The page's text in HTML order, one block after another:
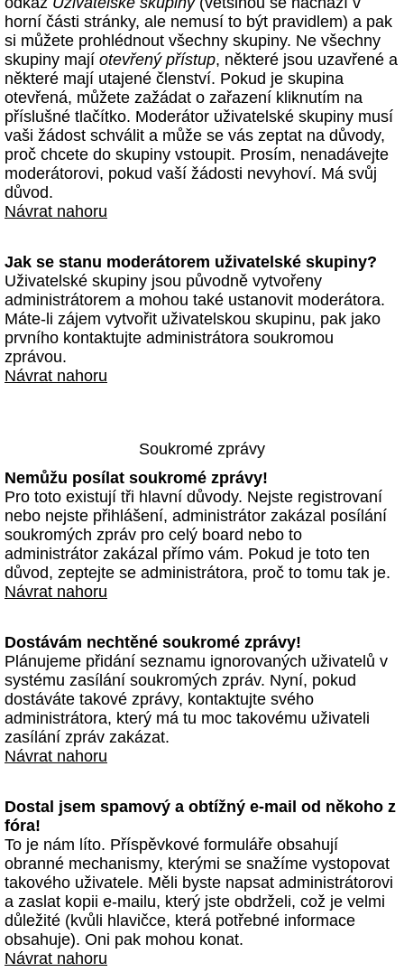
horní části stránky, ale nemusí to být pravidlem) a pak
si můžete prohlédnout všechny skupiny. Ne všechny
skupiny mají otevřený přístup, některé jsou uzavřené a
některé mají utajené členství. Pokud je skupina
otevřená, můžete zažádat o zařazení kliknutím na
příslušné tlačítko. Moderátor uživatelské skupiny musí
vaši žádost schválit a může se vás zeptat na důvody,
proč chcete do skupiny vstoupit. Prosím, nenadávejte
moderátorovi, pokud vaší žádosti nevyhoví. Má svůj
důvod.
Návrat nahoru
Jak se stanu moderátorem uživatelské skupiny?
Uživatelské skupiny jsou původně vytvořeny
administrátorem a mohou také ustanovit moderátora.
Máte-li zájem vytvořit uživatelskou skupinu, pak jako
prvního kontaktujte administrátora soukromou
zprávou.
Návrat nahoru
Soukromé zprávy
Nemůžu posílat soukromé zprávy!
Pro toto existují tři hlavní důvody. Nejste registrovaní
nebo nejste přihlášení, administrátor zakázal posílání
soukromých zpráv pro celý board nebo to
administrátor zakázal přímo vám. Pokud je toto ten
důvod, zeptejte se administrátora, proč to tomu tak je.
Návrat nahoru
Dostávám nechtěné soukromé zprávy!
Plánujeme přidání seznamu ignorovaných uživatelů v
systému zasílání soukromých zpráv. Nyní, pokud
dostáváte takové zprávy, kontaktujte svého
administrátora, který má tu moc takovému uživateli
zasílání zpráv zakázat.
Návrat nahoru
Dostal jsem spamový a obtížný e-mail od někoho z
fóra!
To je nám líto. Příspěvkové formuláře obsahují
obranné mechanismy, kterými se snažíme vystopovat
takového uživatele. Měli byste napsat administrátorovi
a zaslat kopii e-mailu, který jste obdrželi, což je velmi
důležité (kvůli hlavičce, která potřebné informace
obsahuje). Oni pak mohou konat.
Návrat nahoru